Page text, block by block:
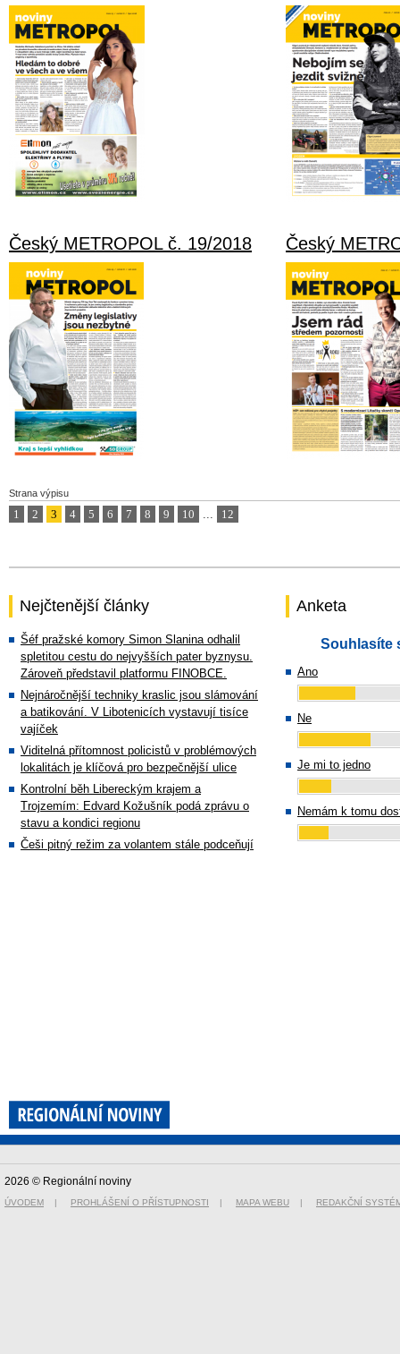
Český METROPOL č. 19/2018 Český
Strana výpisu
1 2 3 4 5 6 7 8 9 10 ... 12
Nejčtenější články
Šéf pražské komory Simon Slanina odhalil
spletitou cestu do nejvyšších pater byznysu.
Zároveň představil platformu FINOBCE.
Nejnáročnější techniky kraslic jsou slámování
a batikování. V Libotenicích vystavují tisíce
vajíček
Viditelná přítomnost policistů v problémových
lokalitách je klíčová pro bezpečnější ulice
Kontrolní běh Libereckým krajem a
Trojzemím: Edvard Kožušník podá zprávu o
stavu a kondici regionu
Češi pitný režim za volantem stále podceňují
Anketa
Souhlasíte
Ano
Ne
Je mi to jedno
Nemám k tomu
2026 © Regionální noviny
ÚVODEM | PROHLÁŠENÍ O PŘÍSTUPNOSTI | MAPA WEBU | REDAKČNÍ